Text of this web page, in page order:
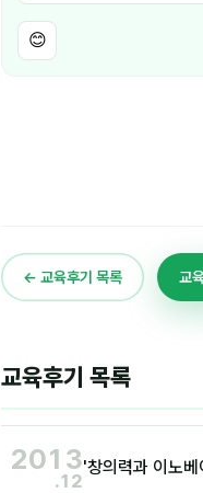
😊
← 교육후기 목록 교
교육후기 목록
2013
.12
'창의력과 이노